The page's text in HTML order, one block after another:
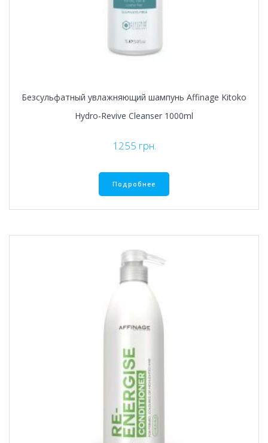
Безсульфатный увлажняющий шампунь Affinage Kitoko
Hydro-Revive Cleanser 1000ml
1255 грн.
Подробнее